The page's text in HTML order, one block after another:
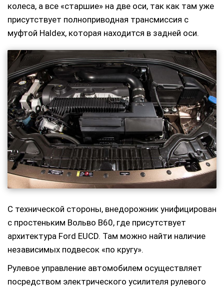
колеса, а все «старшие» на две оси, так как там уже
присутствует полноприводная трансмиссия с
муфтой Haldex, которая находится в задней оси.
С технической стороны, внедорожник унифицирован
с простеньким Вольво В60, где присутствует
архитектура Ford EUCD. Там можно найти наличие
независимых подвесок «по кругу».
Рулевое управление автомобилем осуществляет
посредством электрического усилителя рулевого